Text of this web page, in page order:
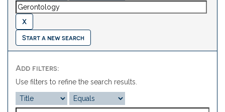
Start a new search
Add filters:
Use filters to refine the search results.